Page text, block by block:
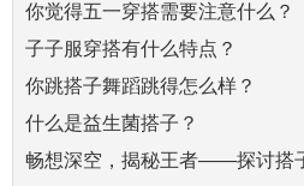
你觉得五一穿搭需要注意什么？
子子服穿搭有什么特点？
你跳搭子舞蹈跳得怎么样？
什么是益生菌搭子？
畅想深空，揭秘王者——探讨搭